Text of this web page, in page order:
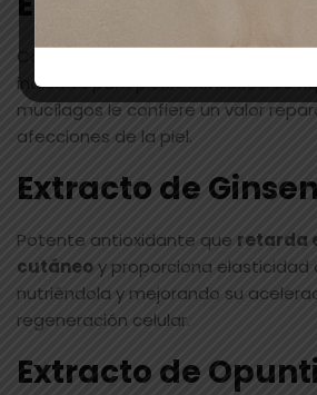
Con propiedadescalmantes y
indicada para pieles sensibles. Su
mucílagos le confiere un valor
afecciones de la piel.
Extracto de
Potente antioxidante que retarda
cutáneoy proporciona elasticidad
nutriéndola y mejorando su
regeneración celular.
Extracto de